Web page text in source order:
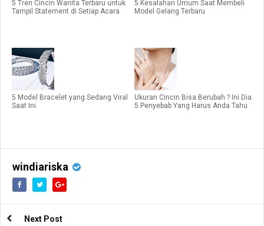
5 Tren Cincin Wanita Terbaru untuk
Tampil Statement di Setiap Acara
5 Kesalahan Umum Saat Membeli
Model Gelang Terbaru
5 Model Bracelet yang Sedang Viral
Saat Ini
Ukuran Cincin Bisa Berubah ? Ini Dia
5 Penyebab Yang Harus Anda Tahu
windiariska
Next Post